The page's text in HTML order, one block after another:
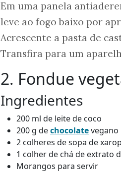
Em uma panela
leve ao fogo baixo por
Acrescente a pasta de
Transfira para um
2. Fondue
Ingredientes
200 ml de leite de coco
200 g dechocolatevegano
2 colheres de sopa de
1 colher de chá de extrato
Morangos para servir